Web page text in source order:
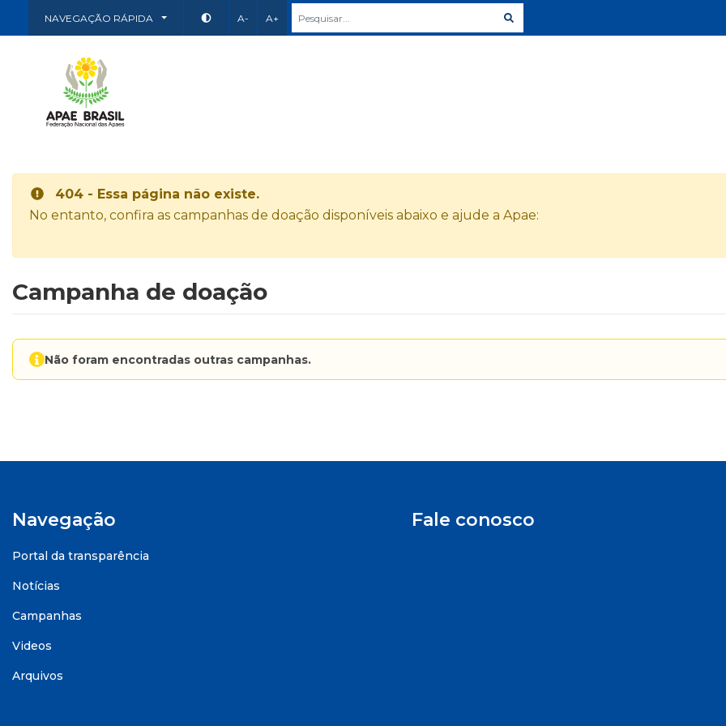
NAVEGAÇÃO RÁPIDA A- A+
404 - Essa página não existe.
No entanto, confira as campanhas de doação disponíveis abaixo e ajude a Apae:
Campanha de doação
Não foram encontradas outras campanhas.
Navegação
Portal da transparência
Notícias
Campanhas
Videos
Arquivos
Fale conosco